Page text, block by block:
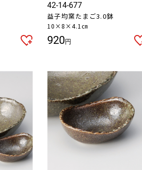
42-14-677
益子均窯たまご3.0鉢
10×8×4.1㎝
920円